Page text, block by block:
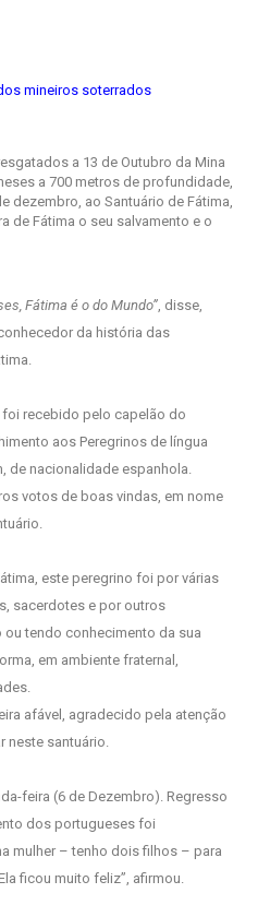
mineiros soterrados
a 13 de Outubro da Mina
a 700 metros de profundidade,
dezembro, ao Santuário de Fátima,
de Fátima o seu salvamento e o
Fátima é o do Mundo” , disse,
da história das
foi recebido pelo capelão do
aos Peregrinos de língua
de nacionalidade espanhola.
votos de boas vindas, em nome
este peregrino foi por várias
sacerdotes e por outros
tendo conhecimento da sua
em ambiente fraternal,
afável, agradecido pela atenção
neste santuário.
feira (6 de Dezembro). Regresso
dos portugueses foi
mulher – tenho dois filhos – para
ficou muito feliz”, afirmou.